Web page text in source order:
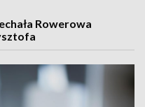
Rowerowa